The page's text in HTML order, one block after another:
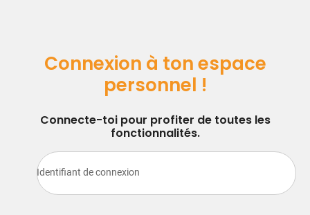
Connexion à ton espace
personnel !
Connecte-toi pour profiter de toutes les
fonctionnalités.
Identifiant de connexion